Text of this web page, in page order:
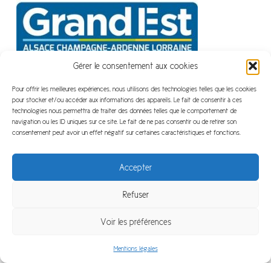
Gérer le consentement aux cookies
Pour offrir les meilleures expériences, nous utilisons des technologies telles que les cookies
pour stocker et/ou accéder aux informations des appareils. Le fait de consentir à ces
technologies nous permettra de traiter des données telles que le comportement de
navigation ou les ID uniques sur ce site. Le fait de ne pas consentir ou de retirer son
consentement peut avoir un effet négatif sur certaines caractéristiques et fonctions.
Accepter
Refuser
Voir les préférences
Mentions légales
LivaNova_logo